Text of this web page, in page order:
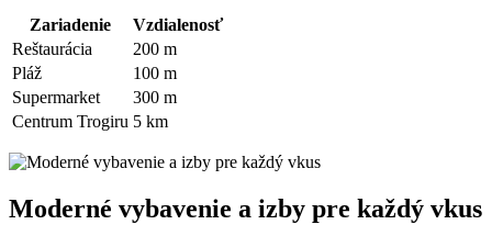
Zariadenie
Vzdialenosť
Reštaurácia
200 m
Pláž
100 m
Supermarket
300 m
Centrum⁢ Trogiru 5 km
Moderné vybavenie a izby pre každý vkus